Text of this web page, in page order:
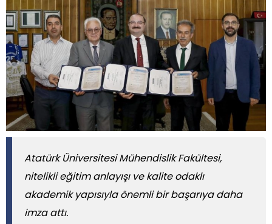
Atatürk Üniversitesi Mühendislik Fakültesi,
nitelikli eğitim anlayışı ve kalite odaklı
akademik yapısıyla önemli bir başarıya daha
imza attı.